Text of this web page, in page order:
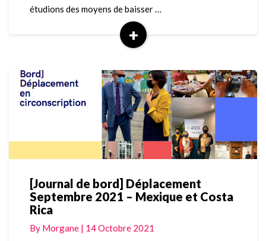
étudions des moyens de baisser …
+
Read
[Journal
de
bord]
Déplacement
Septembre
[Journal de bord] Déplacement
Septembre 2021 – Mexique et Costa
Rica
By Morgane | 14 Octobre 2021